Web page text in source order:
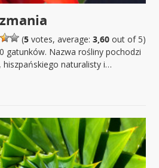
(5votes, average: 3,60out of 5)
gatunków. Nazwa rośliny pochodzi
hiszpańskiego naturalisty i…